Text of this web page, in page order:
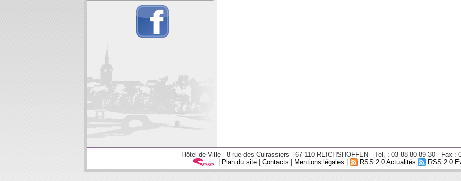
Hôtel de Ville - 8 rue des Cuirassiers - 67 110 REICHSHOFFEN - Tel. : 03 88 80 89 30 - Fax :
| Plan du site| Contacts | Mentions légales | RSS 2.0 Actualités RSS 2.0